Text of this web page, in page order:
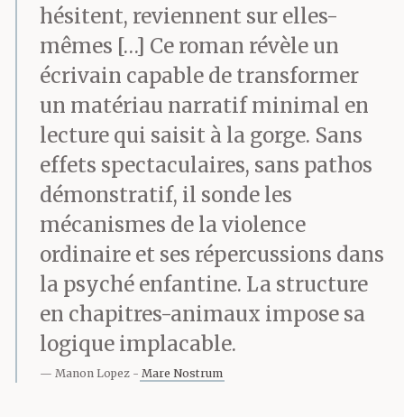
hésitent, reviennent sur elles-
mêmes […] Ce roman révèle un
écrivain capable de transformer
un matériau narratif minimal en
lecture qui saisit à la gorge. Sans
effets spectaculaires, sans pathos
démonstratif, il sonde les
mécanismes de la violence
ordinaire et ses répercussions dans
la psyché enfantine. La structure
en chapitres-animaux impose sa
logique implacable.
Manon Lopez Mare Nostrum